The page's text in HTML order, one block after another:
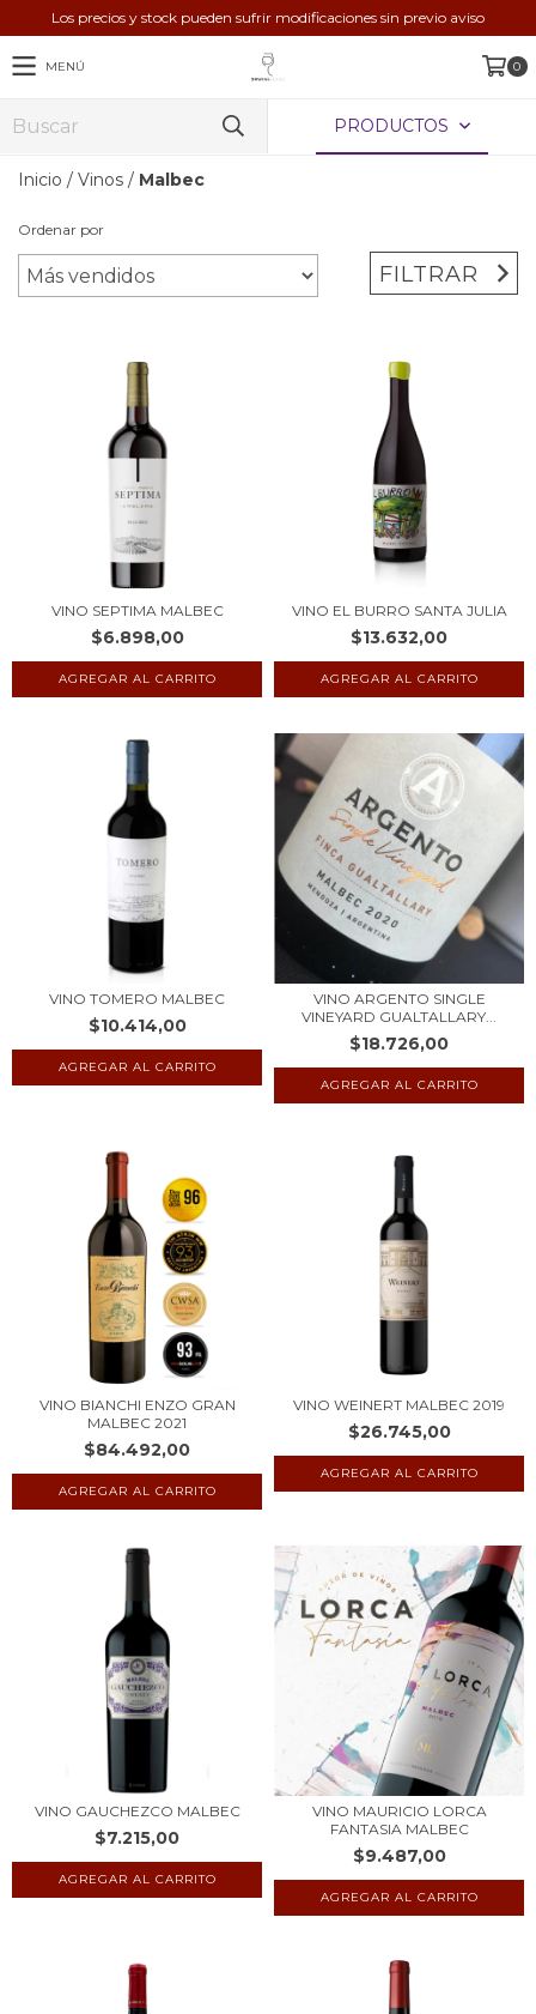
Los precios y stock pueden sufrir modificaciones sin previo aviso
MENÚ 0
PRODUCTOS
Inicio / Vinos / Malbec
Ordenar por
FILTRAR
VINO SEPTIMA MALBEC
$6.898,00
VINO EL BURRO SANTA JULIA
$13.632,00
VINO TOMERO MALBEC
$10.414,00
VINO ARGENTO SINGLE
VINEYARD GUALTALLARY...
$18.726,00
VINO BIANCHI ENZO GRAN
MALBEC 2021
$84.492,00
VINO WEINERT MALBEC 2019
$26.745,00
VINO GAUCHEZCO MALBEC
$7.215,00
VINO MAURICIO LORCA
FANTASIA MALBEC
$9.487,00